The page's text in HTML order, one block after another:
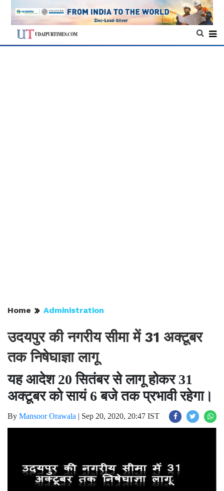
Home Administration
उदयपुर की नगरीय सीमा में 31 अक्टूबर
तक निषेघाज्ञा लागू
यह आदेश 20 सितंबर से लागू होकर 31
अक्टूबर को सायं 6 बजे तक प्रभावी रहेगा।
By Mansoor Orawala | Sep 20, 2020, 20:47 IST